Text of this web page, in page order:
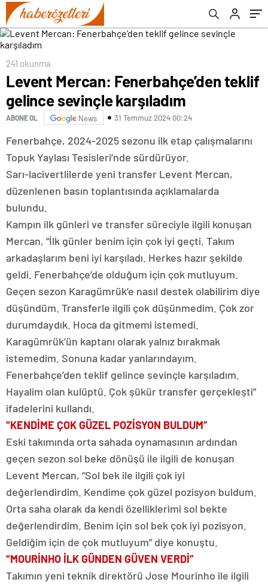
241 okunma
Levent Mercan: Fenerbahçe’den teklif
gelince sevinçle karşıladım
ABONE OL News 31 Temmuz 2024 00:24
Fenerbahçe, 2024-2025 sezonu ilk etap çalışmalarını
Topuk Yaylası Tesisleri’nde sürdürüyor.
Sarı-lacivertlilerde yeni transfer Levent Mercan,
düzenlenen basın toplantısında açıklamalarda
bulundu.
Kampın ilk günleri ve transfer süreciyle ilgili konuşan
Mercan, “İlk günler benim için çok iyi geçti. Takım
arkadaşlarım beni iyi karşıladı. Herkes hazır şekilde
geldi. Fenerbahçe’de olduğum için çok mutluyum.
Geçen sezon Karagümrük’e nasıl destek olabilirim diye
düşündüm. Transferle ilgili çok düşünmedim. Çok zor
durumdaydık. Hoca da gitmemi istemedi.
Karagümrük’ün kaptanı olarak yalnız bırakmak
istemedim. Sonuna kadar yanlarındayım.
Fenerbahçe’den teklif gelince sevinçle karşıladım.
Hayalim olan kulüptü. Çok şükür transfer gerçekleşti”
ifadelerini kullandı.
“KENDİME ÇOK GÜZEL POZİSYON BULDUM”
Eski takımında orta sahada oynamasının ardından
geçen sezon sol beke dönüşü ile ilgili de konuşan
Levent Mercan, “Sol bek ile ilgili çok iyi
değerlendirdim. Kendime çok güzel pozisyon buldum.
Orta saha olarak da kendi özelliklerimi sol bekte
değerlendirdim. Benim için sol bek çok iyi pozisyon.
Geldiğim için de çok mutluyum” diye konuştu.
“MOURİNHO İLK GÜNDEN GÜVEN VERDİ”
Takımın yeni teknik direktörü Jose Mourinho ile ilgili